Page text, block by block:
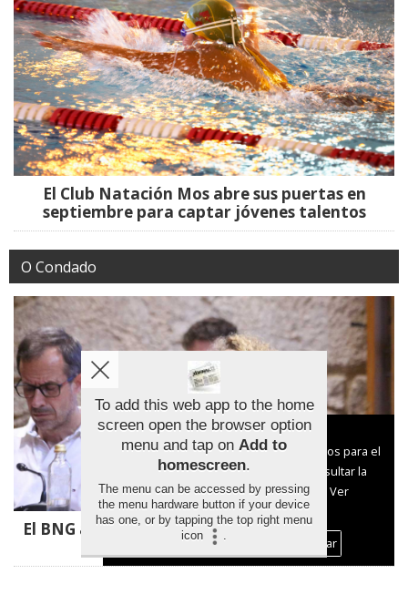
El Club Natación Mos abre sus puertas en
septiembre para captar jóvenes talentos
O Condado
El BNG alerta de la falta de profesorado en los
colegios de Ponteareas
Aviso sobre el Uso de cookies:
Utilizamos cookies nuestras y de terceros para el
funcionamiento del digital. Puedes consultar la
lista de cookies y como desconectarlas.
Ver
nuestra Política de Privacidad y Cookies
Aceptar Cookies
Personalizar
To add this web app to the home
screen open the browser option
menu and tap on Add to
homescreen.
The menu can be accessed by pressing
the menu hardware button if your device
has one, or by tapping the top right menu
icon
.